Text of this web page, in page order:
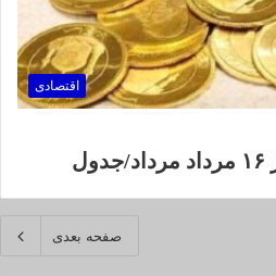
اقتصادی
صفحه بعدی